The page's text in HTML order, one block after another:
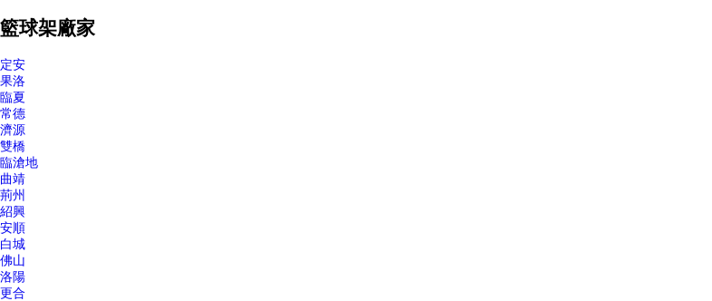
籃球架廠家
定安
果洛
臨夏
常德
濟源
雙橋
臨滄地
曲靖
荊州
紹興
安順
白城
佛山
洛陽
更合